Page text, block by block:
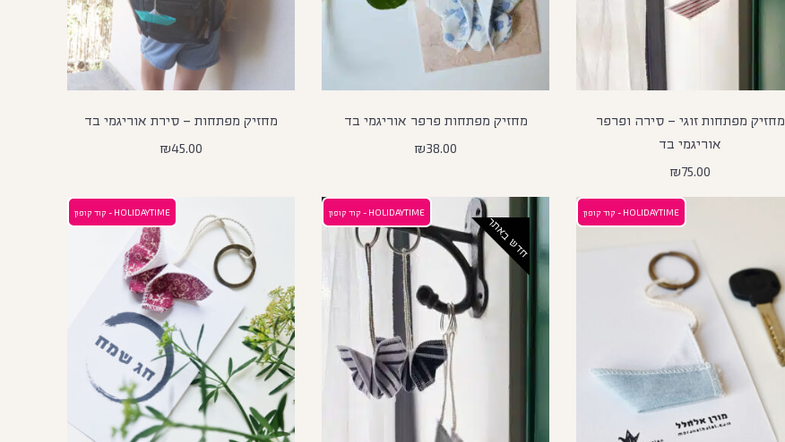
מחזיק מפתחות זוגי – סירה ופרפר
אוריגמי בד
₪75.00
מחזיק מפתחות פרפר אוריגמי בד
₪38.00
מחזיק מפתחות – סירת אוריגמי בד
₪45.00
HOLIDAYTIME - קוד קופון
חדש באתר
HOLIDAYTIME - קוד קופון HOLIDAYTIME - קוד קופון